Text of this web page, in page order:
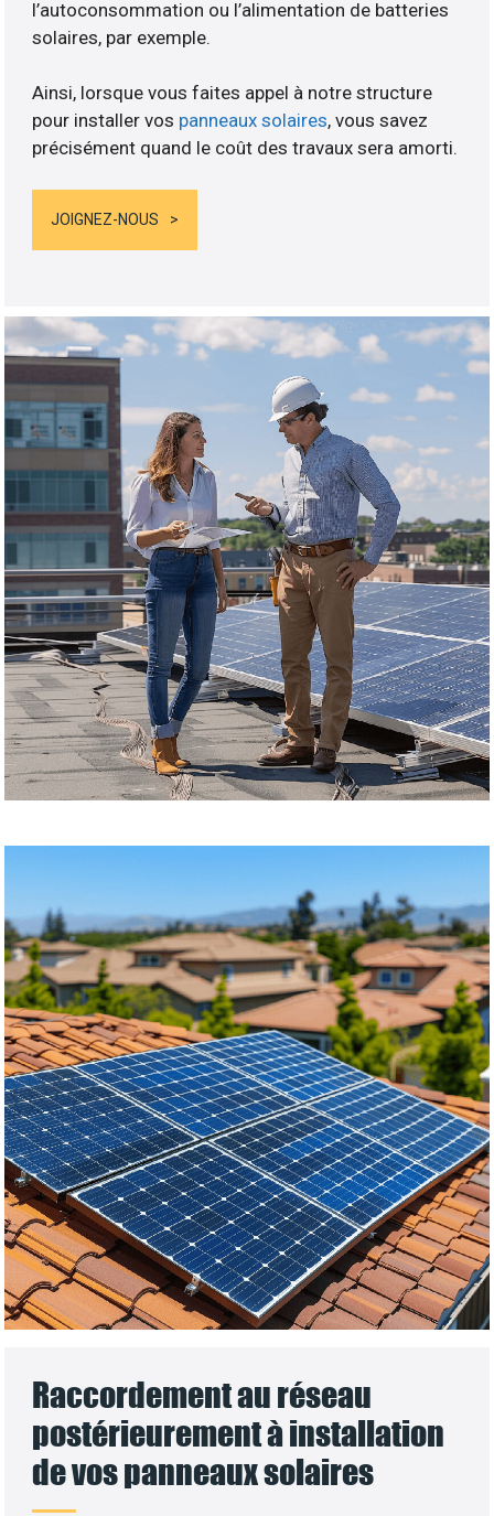
l’autoconsommation ou l’alimentation de batteries
solaires, par exemple.
Ainsi, lorsque vous faites appel à notre structure
pour installer vos panneaux solaires, vous savez
précisément quand le coût des travaux sera amorti.
JOIGNEZ-NOUS
Raccordement au réseau
postérieurement à installation
de vos panneaux solaires